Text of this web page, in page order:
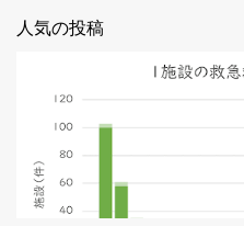
人気の投稿